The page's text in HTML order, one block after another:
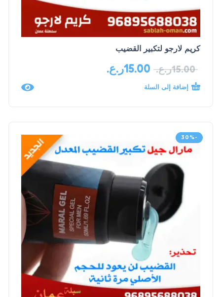
كريم لارجو لتكبير القضيب
15.00ر.ع. 15.00ر.ع.
إضافة إلى السلة
-30%